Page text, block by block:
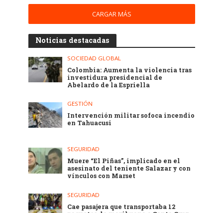
CARGAR MÁS
Noticias destacadas
SOCIEDAD GLOBAL
Colombia: Aumenta la violencia tras
investidura presidencial de
Abelardo de la Espriella
GESTIÓN
Intervención militar sofoca incendio
en Tahuacusi
SEGURIDAD
Muere “El Piñas”, implicado en el
asesinato del teniente Salazar y con
vínculos con Marset
SEGURIDAD
Cae pasajera que transportaba 12